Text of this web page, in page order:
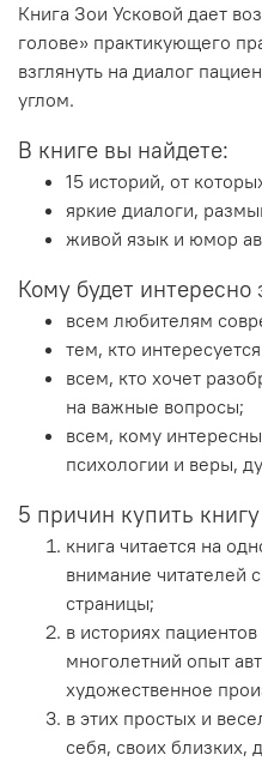
Книга Зои Усковой дает
голове» практикующего
взглянуть на диалог
углом.
В книге вы найдете:
15 историй, от
яркие диалоги,
живой язык и юмор
Кому будет интересно
всем любителям
тем, кто
всем, кто хочет
на важные вопросы;
всем, кому
психологии и веры,
5 причин купить
книга читается на
внимание читателей
страницы;
в историях
многолетний опыт
художественное
в этих простых и
себя, своих близких,